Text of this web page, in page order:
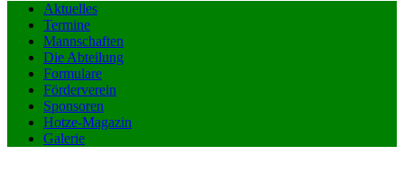
Aktuelles
Termine
Mannschaften
Die Abteilung
Formulare
Förderverein
Sponsoren
Hotze-Magazin
Galerie